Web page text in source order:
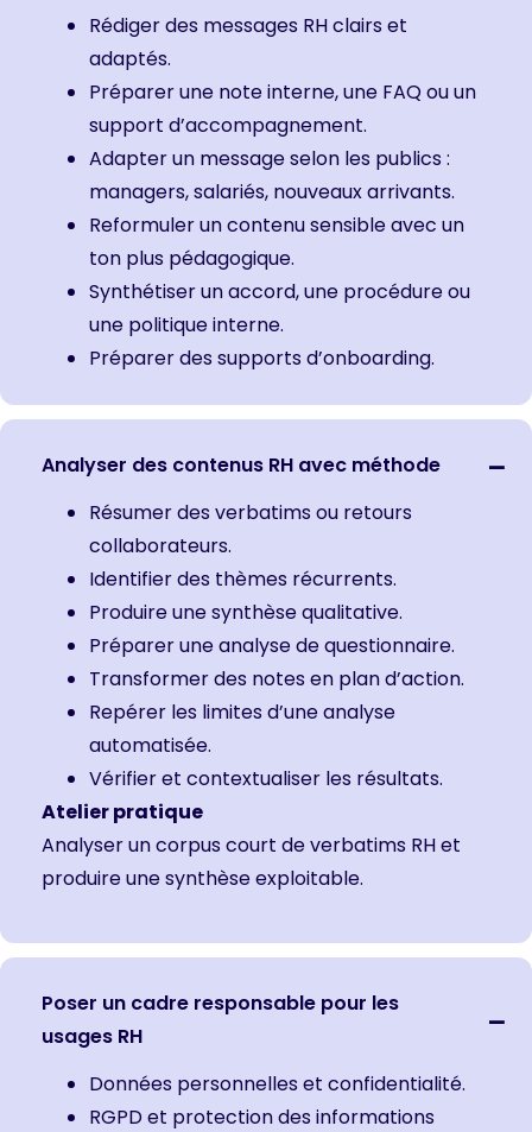
Rédiger des messages RH clairs et
adaptés.
Préparer une note interne, une FAQ ou un
support d’accompagnement.
Adapter un message selon les publics :
managers, salariés, nouveaux arrivants.
Reformuler un contenu sensible avec un
ton plus pédagogique.
Synthétiser un accord, une procédure ou
une politique interne.
Préparer des supports d’onboarding.
Analyser des contenus RH avec méthode
Résumer des verbatims ou retours
collaborateurs.
Identifier des thèmes récurrents.
Produire une synthèse qualitative.
Préparer une analyse de questionnaire.
Transformer des notes en plan d’action.
Repérer les limites d’une analyse
automatisée.
Vérifier et contextualiser les résultats.
Atelier pratique
Analyser un corpus court de verbatims RH et
produire une synthèse exploitable.
Poser un cadre responsable pour les
usages RH
Données personnelles et confidentialité.
RGPD et protection des informations